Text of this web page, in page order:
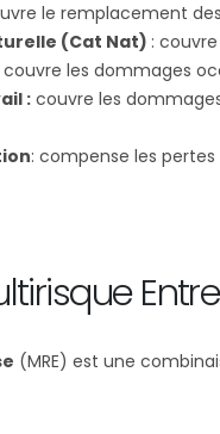
le remplacement
(Cat Nat) :
couvre les dommages
:couvre les
: compense les
(MRE) est une